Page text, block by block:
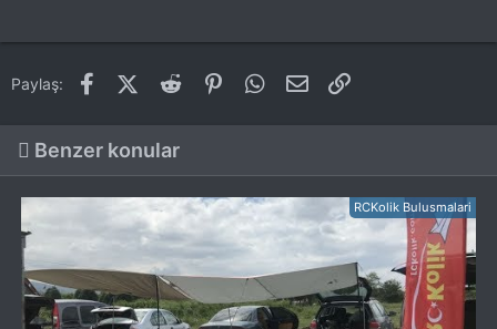
Paylaş: FacebookX (Twitter)
Reddit PinterestWhatsApp
E-posta
Benzer konular
RCKolik Bulusmalari